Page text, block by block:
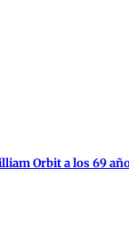
Orbit a los 69